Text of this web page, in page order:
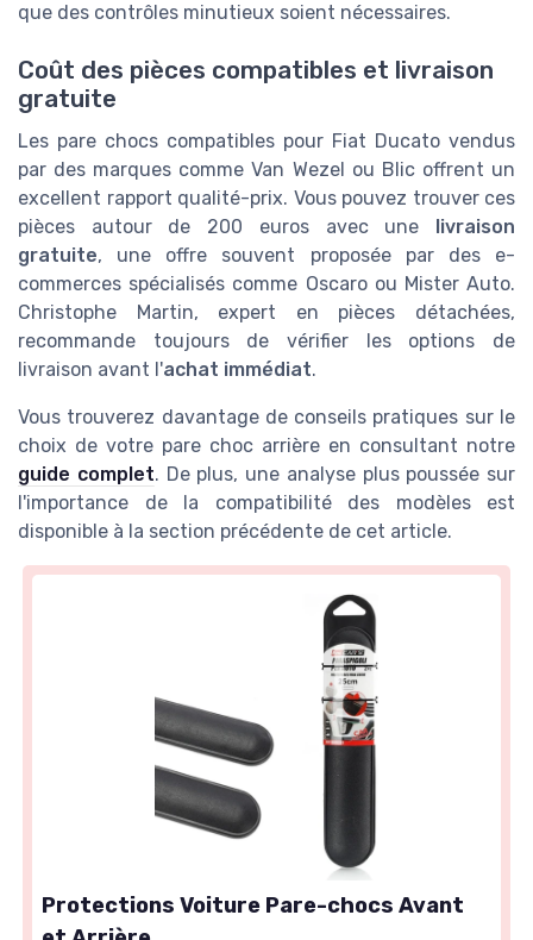
que des contrôles minutieux soient nécessaires.
Coût des pièces compatibles et livraison
gratuite
Les pare chocs compatibles pour Fiat Ducato vendus
par des marques comme Van Wezel ou Blic offrent un
excellent rapport qualité-prix. Vous pouvez trouver ces
pièces autour de 200 euros avec une
livraison
gratuite, une offre souvent proposée par des e-
commerces spécialisés comme Oscaro ou Mister Auto.
Christophe Martin, expert en pièces détachées,
recommande toujours de vérifier les options de
livraison avant l'achat immédiat.
Vous trouverez davantage de conseils pratiques sur le
choix de votre pare choc arrière en consultant notre
guide complet. De plus, une analyse plus poussée sur
l'importance de la compatibilité des modèles est
disponible à la section précédente de cet article.
Protections Voiture Pare-chocs Avant